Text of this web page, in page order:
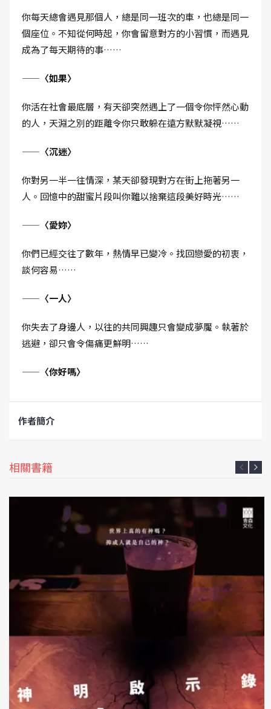
你每天總會遇見那個人，總是同一班次的車，也總是同一
個座位。不知從何時起，你會留意對方的小習慣，而遇見
成為了每天期待的事……
——〈如果〉
你活在社會最底層，有天卻突然遇上了一個令你怦然心動
的人，天淵之別的距離令你只敢躲在遠方默默凝視……
——〈沉迷〉
你對另一半一往情深，某天卻發現對方在街上拖著另一
人。回憶中的甜蜜片段叫你難以捨棄這段美好時光……
——〈愛妳〉
你們已經交往了數年，熱情早已變冷。找回戀愛的初衷，
談何容易……
——〈一人〉
你失去了身邊人，以往的共同興趣只會變成夢魘。執著於
逃避，卻只會令傷痛更鮮明……
——〈你好嗎〉
作者簡介
相關書籍